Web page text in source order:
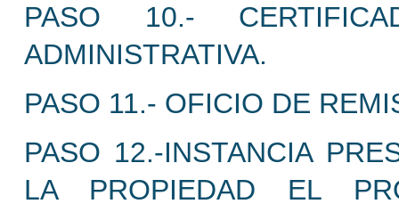
PASO 10.-
ADMINISTRATIVA.
PASO 11.- OFICIO DE
PASO 12.-INSTANCIA
LA PROPIEDAD EL